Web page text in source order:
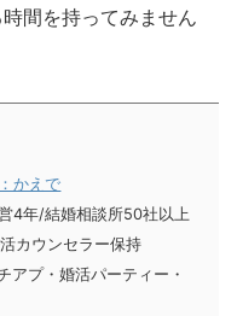
間を持ってみません
かえで
4年/結婚相談所50社以上
カウンセラー保持
アプ・婚活パーティー・